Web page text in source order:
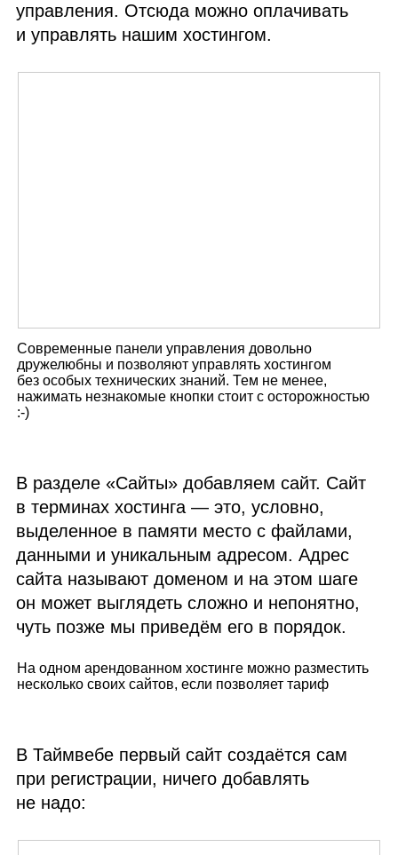
управления. Отсюда можно оплачивать
и управлять нашим хостингом.
Современные панели управления довольно
дружелюбны и позволяют управлять хостингом
без особых технических знаний. Тем не менее,
нажимать незнакомые кнопки стоит с осторожностью
:‑)
В разделе «Сайты» добавляем сайт. Сайт
в терминах хостинга — это, условно,
выделенное в памяти место с файлами,
данными и уникальным адресом. Адрес
сайта называют доменом и на этом шаге
он может выглядеть сложно и непонятно,
чуть позже мы приведём его в порядок.
На одном арендованном хостинге можно разместить
несколько своих сайтов, если позволяет тариф
В Таймвебе первый сайт создаётся сам
при регистрации, ничего добавлять
не надо: